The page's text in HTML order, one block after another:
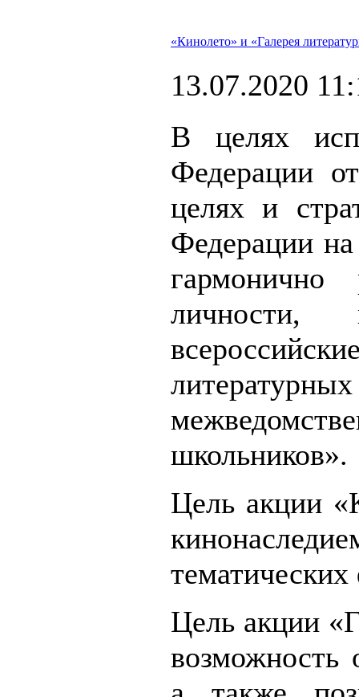
«Кинолето» и «Галерея
13.07.2020
В целях
Федерации
целях и
Федерации
гармонично
личности,
школьников».
Цель акции
Цель акции
возможность